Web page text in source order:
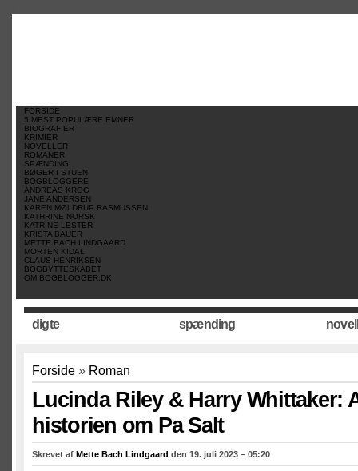
FORSIDE
5 MEST POPULÆRE EMNER
BIOGRAFIER
KRIMIER
NOVELLER
ROMANER
SPÆNDING
BØGER I STUEN
BOGBLOGGERE
ANDREAS KROG
JANE ANDERSEN
KAREN MØLDRUP RASMUSSEN
KATHRINE NORSK
KATRINE LESTER
KRISTA BAUER
METTE BACH LINDGAARD
MORTEN KIDAL
CLAUS HENRIKSEN
BOGBYTTESKABET
OM BOGBLOGGER.DK
digte spænding
Forside » Roman
Lucinda Riley & Harry Whittaker:
historien om Pa Salt
Skrevet af Mette Bach Lindgaard den 19. juli 2023 – 05:20